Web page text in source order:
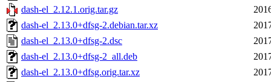
dash-el_2.12.1.orig.tar.gz
dash-el_2.13.0+dfsg-2.debian.tar.xz
dash-el_2.13.0+dfsg-2.dsc
dash-el_2.13.0+dfsg-2_all.deb
dash-el_2.13.0+dfsg.orig.tar.xz